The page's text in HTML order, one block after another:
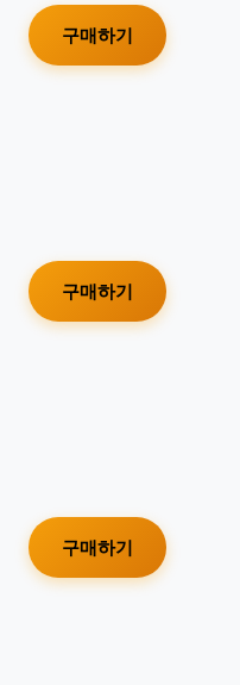
구매하기
구매하기
구매하기